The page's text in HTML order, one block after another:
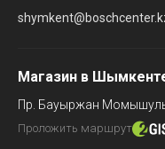
Магазин в
Пр. Бауыржан
Проложить маршрут